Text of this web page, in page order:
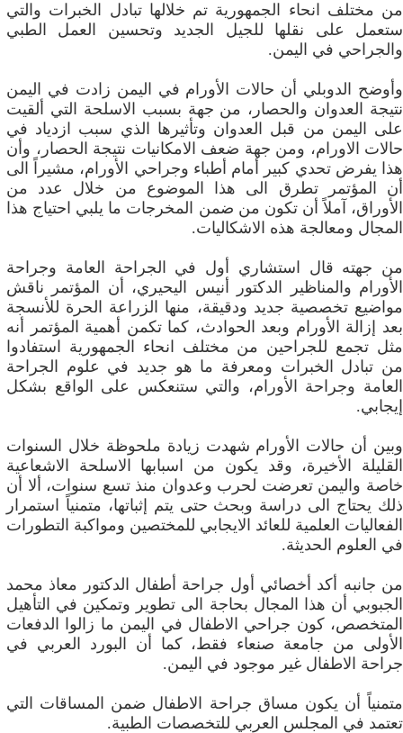
من مختلف انحاء الجمهورية تم خلالها تبادل الخبرات والتي
ستعمل على نقلها للجيل الجديد وتحسين العمل الطبي
والجراحي في اليمن.
وأوضح الدوبلي أن حالات الأورام في اليمن زادت في اليمن
نتيجة العدوان والحصار، من جهة بسبب الاسلحة التي ألقيت
على اليمن من قبل العدوان وتأثيرها الذي سبب ازدياد في
حالات الاورام، ومن جهة ضعف الامكانيات نتيجة الحصار، وأن
هذا يفرض تحدي كبير أمام أطباء وجراحي الأورام، مشيراً الى
أن المؤتمر تطرق الى هذا الموضوع من خلال عدد من
الأوراق، آملاً أن تكون من ضمن المخرجات ما يلبي احتياج هذا
المجال ومعالجة هذه الاشكاليات.
من جهته قال استشاري أول في الجراحة العامة وجراحة
الأورام والمناظير الدكتور أنيس اليحيري، أن المؤتمر ناقش
مواضيع تخصصية جديد ودقيقة، منها الزراعة الحرة للأنسجة
بعد إزالة الأورام وبعد الحوادث، كما تكمن أهمية المؤتمر أنه
مثل تجمع للجراحين من مختلف انحاء الجمهورية استفادوا
من تبادل الخبرات ومعرفة ما هو جديد في علوم الجراحة
العامة وجراحة الأورام، والتي ستنعكس على الواقع بشكل
إيجابي.
وبين أن حالات الأورام شهدت زيادة ملحوظة خلال السنوات
القليلة الأخيرة، وقد يكون من اسبابها الاسلحة الاشعاعية
خاصة واليمن تعرضت لحرب وعدوان منذ تسع سنوات، ألا أن
ذلك يحتاج الى دراسة وبحث حتى يتم إثباتها، متمنياً استمرار
الفعاليات العلمية للعائد الايجابي للمختصين ومواكبة التطورات
في العلوم الحديثة.
من جانبه أكد أخصائي أول جراحة أطفال الدكتور معاذ محمد
الجبوبي أن هذا المجال بحاجة الى تطوير وتمكين في التأهيل
المتخصص، كون جراحي الاطفال في اليمن ما زالوا الدفعات
الأولى من جامعة صنعاء فقط، كما أن البورد العربي في
جراحة الاطفال غير موجود في اليمن.
متمنياً أن يكون مساق جراحة الاطفال ضمن المساقات التي
تعتمد في المجلس العربي للتخصصات الطبية.